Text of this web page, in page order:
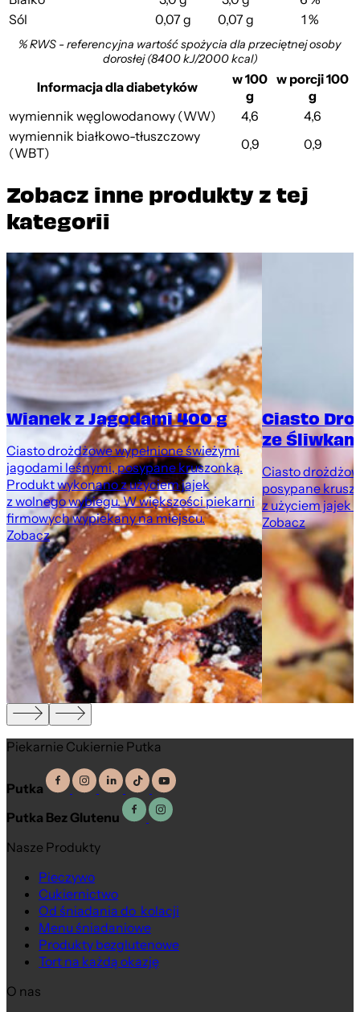
Sól
0,07 g 0,07 g 1 %
% RWS - referencyjna wartość spożycia dla przeciętnej osoby
dorosłej (8400 kJ/2000 kcal)
Informacja dla diabetyków
w 100
g
w porcji 100
g
wymiennik węglowodanowy (WW)
4,6
4,6
wymiennik białkowo-tłuszczowy
(WBT)
0,9 0,9
Zobacz inne produkty z tej
kategorii
Wianek z Jagodami 400 g
Ciasto drożdżowe wypełnione świeżymi
jagodami leśnymi, posypane kruszonką.
Produkt wykonano z użyciem jajek
z wolnego wybiegu. W większości piekarni
firmowych wypiekany na miejscu.
Zobacz
Ciasto
ze
Ciasto
posypane
z użyciem jajek
Zobacz
Piekarnie Cukiernie Putka
Putka
Putka Bez Glutenu
Nasze Produkty
Pieczywo
Cukiernictwo
Od śniadania do kolacji
Menu śniadaniowe
Produkty bezglutenowe
Tort na każdą okazję
O nas